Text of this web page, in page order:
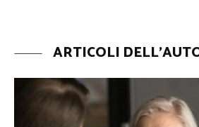
ARTICOLI